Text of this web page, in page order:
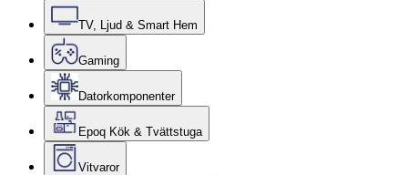
TV, Ljud & Smart Hem
Gaming
Datorkomponenter
Epoq Kök & Tvättstuga
Vitvaror